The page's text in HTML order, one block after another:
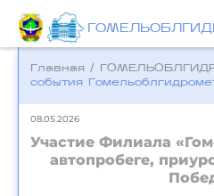
Главная /
события
08.05.2026
Участие Филиала
автопробеге,